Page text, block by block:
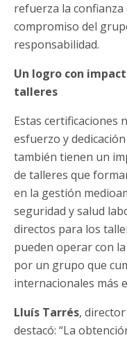
refuerza la confianza
compromiso del
responsabilidad.
Un logro con
talleres
Estas certificaciones
esfuerzo y
también tienen un
de talleres que
en la gestión
seguridad y salud
directos para los
pueden operar con
por un grupo que
internacionales más
Lluís Tarrés,
destacó: “La